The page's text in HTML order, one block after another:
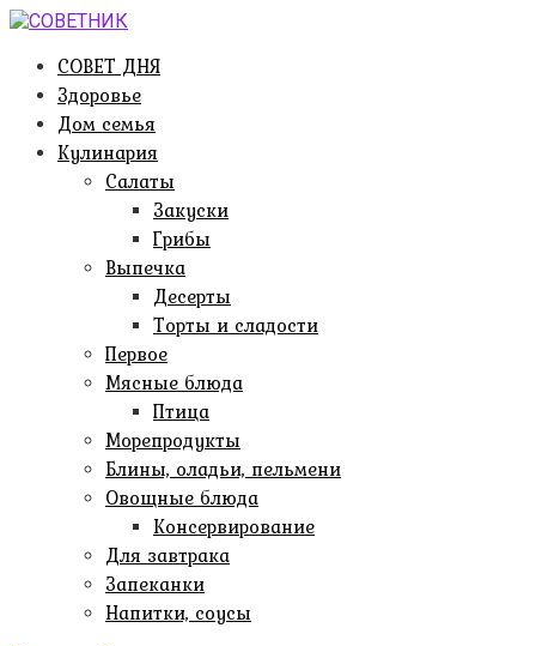
Перейти
контентуСОВЕТ ДНЯ
Здоровье
Дом семья
Кулинария
Салаты
Закуски
Грибы
Выпечка
Десерты
Торты и сладости
Первое
Мясные блюда
Птица
Морепродукты
Блины, оладьи, пельмени
Овощные блюда
Консервирование
Для завтрака
Запеканки
Напитки, соусы